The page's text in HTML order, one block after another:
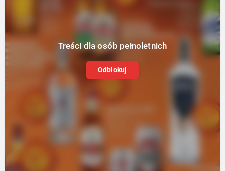
Treści dla osób pełnoletnich
Odblokuj